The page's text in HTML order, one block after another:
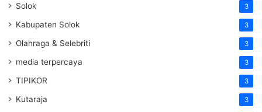
Solok 3
Kabupaten Solok 3
Olahraga & Selebriti 3
media terpercaya 3
TIPIKOR 3
Kutaraja 3